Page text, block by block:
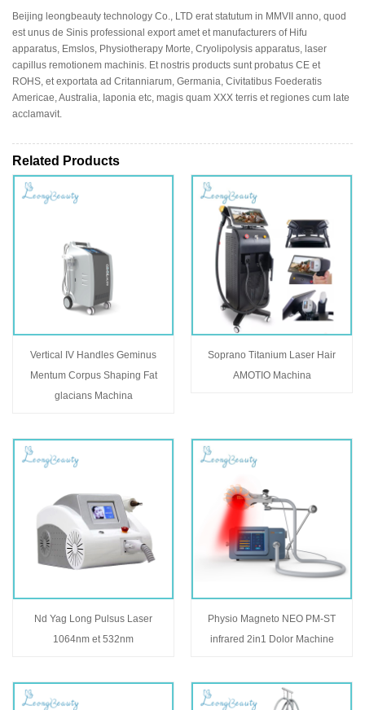
Beijing leongbeauty technology Co., LTD erat statutum in MMVII anno, quod
est unus de Sinis professional export amet et manufacturers of Hifu
apparatus, Emslos, Physiotherapy Morte, Cryolipolysis apparatus, laser
capillus remotionem machinis. Et nostris products sunt probatus CE et
ROHS, et exportata ad Critanniarum, Germania, Civitatibus Foederatis
Americae, Australia, Iaponia etc, magis quam XXX terris et regiones cum late
acclamavit.
Related Products
Vertical IV Handles Geminus
Mentum Corpus Shaping Fat
glacians Machina
Soprano Titanium Laser Hair
AMOTIO Machina
Nd Yag Long Pulsus Laser
1064nm et 532nm
Physio Magneto NEO PM-ST
infrared 2in1 Dolor Machine